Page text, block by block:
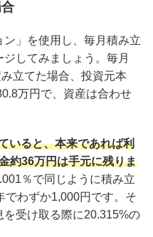
」を使用し、毎月積み立
してみましょう。毎月
立てた場合、投資元本
万円で、資産は合わせ
いると、本来であれば利
約36万円は手元に残りま
％で同じように積み立
でわずか1,000円です。そ
受け取る際に20.315%の